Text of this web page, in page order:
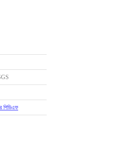
পিডিএফ